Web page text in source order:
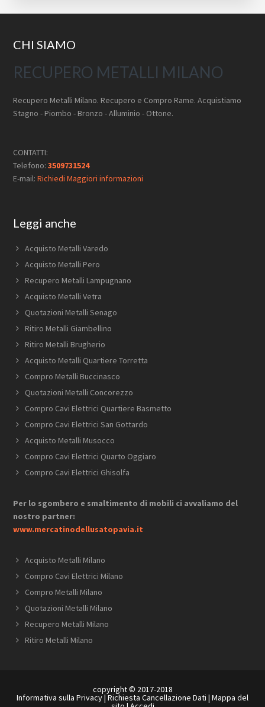
Footer
CHI SIAMO
RECUPERO METALLI MILANO
Recupero Metalli Milano. Recupero e Compro Rame. Acquistiamo
Stagno - Piombo - Bronzo - Alluminio - Ottone.
CONTATTI:
Telefono:3509731524
E-mail:Richiedi Maggiori informazioni
Leggi anche
Acquisto Metalli Varedo
Acquisto Metalli Pero
Recupero Metalli Lampugnano
Acquisto Metalli Vetra
Quotazioni Metalli Senago
Ritiro Metalli Giambellino
Ritiro Metalli Brugherio
Acquisto Metalli Quartiere Torretta
Compro Metalli Buccinasco
Quotazioni Metalli Concorezzo
Compro Cavi Elettrici Quartiere Basmetto
Compro Cavi Elettrici San Gottardo
Acquisto Metalli Musocco
Compro Cavi Elettrici Quarto Oggiaro
Compro Cavi Elettrici Ghisolfa
Per lo sgombero e smaltimento di mobili ci avvaliamo del
nostro partner:
www.mercatinodellusatopavia.it
Acquisto Metalli Milano
Compro Cavi Elettrici Milano
Compro Metalli Milano
Quotazioni Metalli Milano
Recupero Metalli Milano
Ritiro Metalli Milano
copyright © 2017-2018
Informativa sulla Privacy|Richiesta Cancellazione Dati | Mappa del